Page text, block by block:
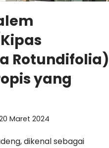
yang
Maret 2024
dikenal sebagai